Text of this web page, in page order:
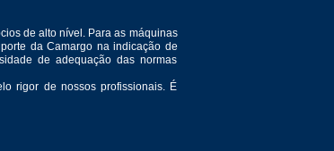
de alto nível. Para as máquinas
da Camargo na indicação de
de adequação das normas
rigor de nossos profissionais. É